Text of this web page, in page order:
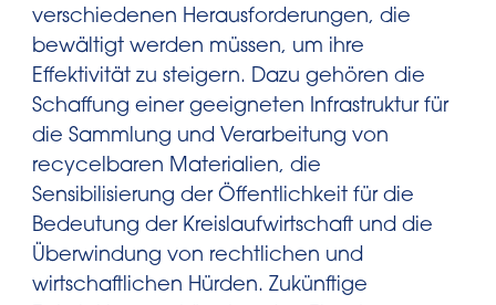
verschiedenen Herausforderungen, die
bewältigt werden müssen, um ihre
Effektivität zu steigern. Dazu gehören die
Schaffung einer geeigneten Infrastruktur für
die Sammlung und Verarbeitung von
recycelbaren Materialien, die
Sensibilisierung der Öffentlichkeit für die
Bedeutung der Kreislaufwirtschaft und die
Überwindung von rechtlichen und
wirtschaftlichen Hürden. Zukünftige